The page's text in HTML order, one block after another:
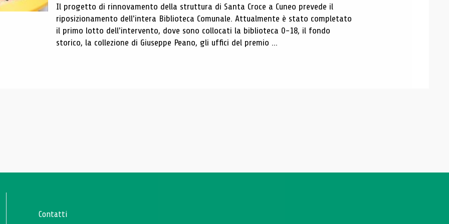
Il progetto di rinnovamento della struttura di Santa Croce a Cuneo prevede il
riposizionamento dell'intera Biblioteca Comunale. Attualmente è stato completato
il primo lotto dell'intervento, dove sono collocati la biblioteca 0-18, il fondo
storico, la collezione di Giuseppe Peano, gli uffici del premio ...
Contatti